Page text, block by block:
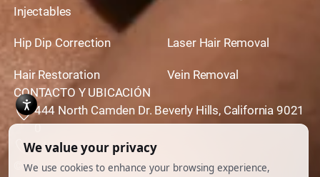
Injectables
Hip Dip Correction Laser Hair Removal
Hair Restoration
Vein Removal
CONTACTO Y UBICACIÓN
444 North Camden Dr. Beverly Hills, California 9021
0
310,651,6267
© 2026 Todos los derechos reservados.